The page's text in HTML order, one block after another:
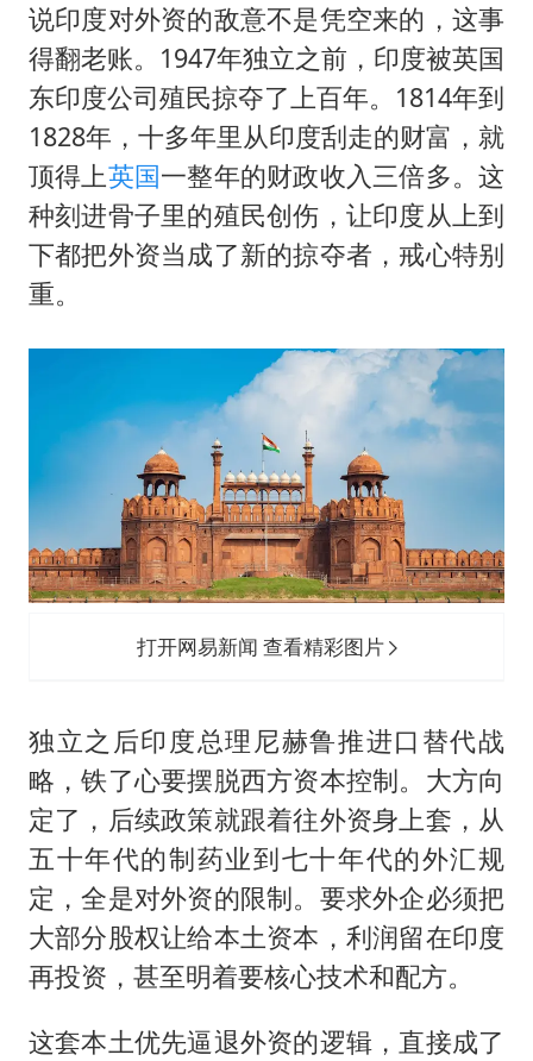
说印度对外资的敌意不是凭空来的，这事
得翻老账。1947年独立之前，印度被英国
东印度公司殖民掠夺了上百年。1814年到
1828年，十多年里从印度刮走的财富，就
顶得上英国一整年的财政收入三倍多。这
种刻进骨子里的殖民创伤，让印度从上到
下都把外资当成了新的掠夺者，戒心特别
重。
打开网易新闻 查看精彩图片
独立之后印度总理尼赫鲁推进口替代战
略，铁了心要摆脱西方资本控制。大方向
定了，后续政策就跟着往外资身上套，从
五十年代的制药业到七十年代的外汇规
定，全是对外资的限制。要求外企必须把
大部分股权让给本土资本，利润留在印度
再投资，甚至明着要核心技术和配方。
这套本土优先逼退外资的逻辑，直接成了